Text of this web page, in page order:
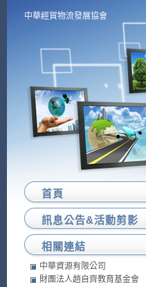
中華經貿物流發展協會
首頁
訊息公告&活動剪影
相關連結
中華資源有限公司
財團法人趙自齊教育基金會